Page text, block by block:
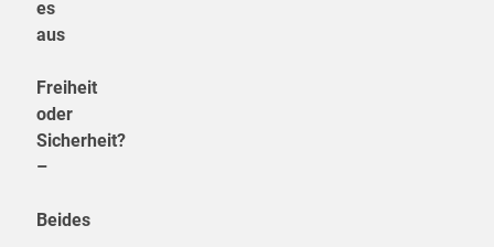
es
aus
Freiheit
oder
Sicherheit?
–
Beides